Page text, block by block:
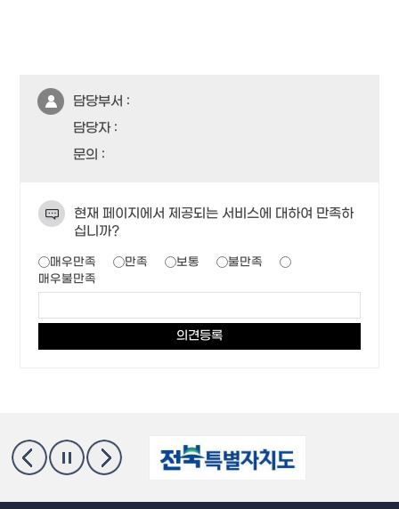
담당부서 :
담당자 :
문의 :
현재 페이지에서 제공되는 서비스에 대하여 만족하
십니까?
매우만족 만족 보통
불만족
매우불만족